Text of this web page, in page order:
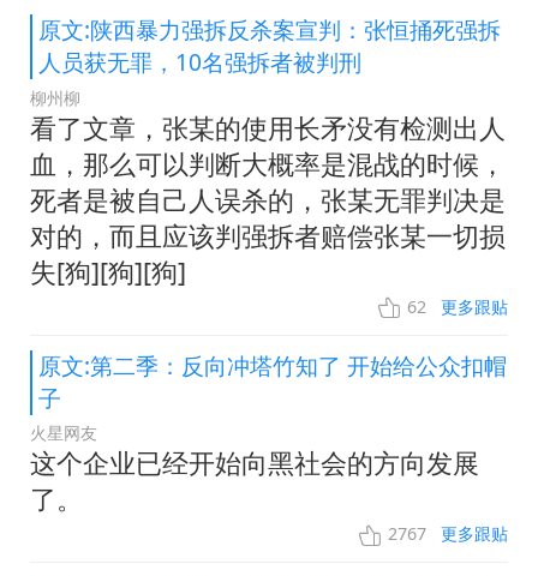
原文:陕西暴力强拆反杀案宣判：张恒捅死强拆
人员获无罪，10名强拆者被判刑
柳州柳
看了文章，张某的使用长矛没有检测出人
血，那么可以判断大概率是混战的时候，
死者是被自己人误杀的，张某无罪判决是
对的，而且应该判强拆者赔偿张某一切损
失[狗][狗][狗]
62 更多跟贴
原文:第二季：反向冲塔竹知了 开始给公众扣帽
子
火星网友
这个企业已经开始向黑社会的方向发展
了。
2767 更多跟贴